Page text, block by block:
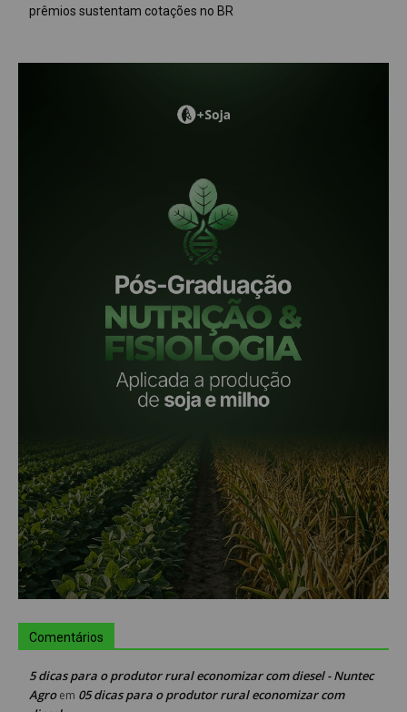
prêmios sustentam cotações no BR
Comentários
5 dicas para o produtor rural economizar com diesel - Nuntec
Agroem 05 dicas para o produtor rural economizar com